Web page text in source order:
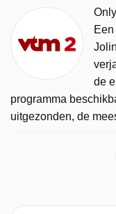
de
programma
uitgezonden, de